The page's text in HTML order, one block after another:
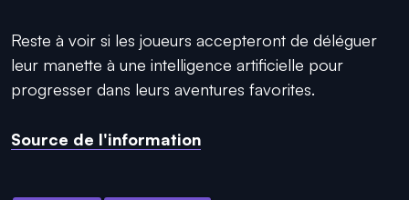
Reste à voir si les joueurs accepteront de déléguer
leur manette à une intelligence artificielle pour
progresser dans leurs aventures favorites.
Source de l'information